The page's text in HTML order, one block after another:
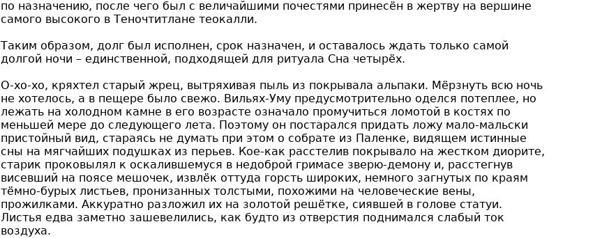
по назначению, после чего был с величайшими почестями принесён в жертву на вершине
самого высокого в Теночтитлане теокалли.
Таким образом, долг был исполнен, срок назначен, и оставалось ждать только самой
долгой ночи – единственной, подходящей для ритуала Сна четырёх.
О-хо-хо, кряхтел старый жрец, вытряхивая пыль из покрывала альпаки. Мёрзнуть всю ночь
не хотелось, а в пещере было свежо. Вильях-Уму предусмотрительно оделся потеплее, но
лежать на холодном камне в его возрасте означало промучиться ломотой в костях по
меньшей мере до следующего лета. Поэтому он постарался придать ложу мало-мальски
пристойный вид, стараясь не думать при этом о собрате из Паленке, видящем истинные
сны на мягчайших подушках из перьев. Кое-как расстелив покрывало на жестком диорите,
старик проковылял к оскалившемуся в недоброй гримасе зверю-демону и, расстегнув
висевший на поясе мешочек, извлёк оттуда горсть широких, немного загнутых по краям
тёмно-бурых листьев, пронизанных толстыми, похожими на человеческие вены,
прожилками. Аккуратно разложил их на золотой решётке, сиявшей в голове статуи.
Листья едва заметно зашевелились, как будто из отверстия поднимался слабый ток
воздуха.